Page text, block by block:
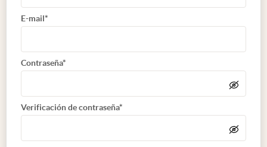
E-mail*
Contraseña*
Verificación de contraseña*